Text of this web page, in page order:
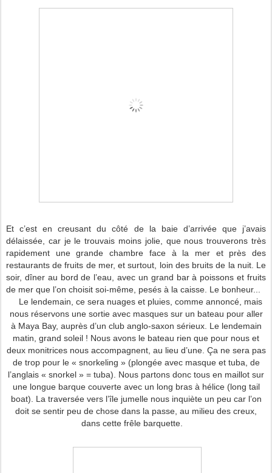
Et c’est en creusant du côté de la baie d’arrivée que j’avais
délaissée, car je le trouvais moins jolie, que nous trouverons très
rapidement une grande chambre face à la mer et près des
restaurants de fruits de mer, et surtout, loin des bruits de la nuit. Le
soir, dîner au bord de l’eau, avec un grand bar à poissons et fruits
de mer que l’on choisit soi-même, pesés à la caisse. Le bonheur...
Le lendemain, ce sera nuages et pluies, comme annoncé, mais
nous réservons une sortie avec masques sur un bateau pour aller
à Maya Bay, auprès d’un club anglo-saxon sérieux. Le lendemain
matin, grand soleil ! Nous avons le bateau rien que pour nous et
deux monitrices nous accompagnent, au lieu d’une. Ça ne sera pas
de trop pour le « snorkeling » (plongée avec masque et tuba, de
l’anglais « snorkel » = tuba). Nous partons donc tous en maillot sur
une longue barque couverte avec un long bras à hélice (long tail
boat). La traversée vers l’île jumelle nous inquiète un peu car l’on
doit se sentir peu de chose dans la passe, au milieu des creux,
dans cette frêle barquette.